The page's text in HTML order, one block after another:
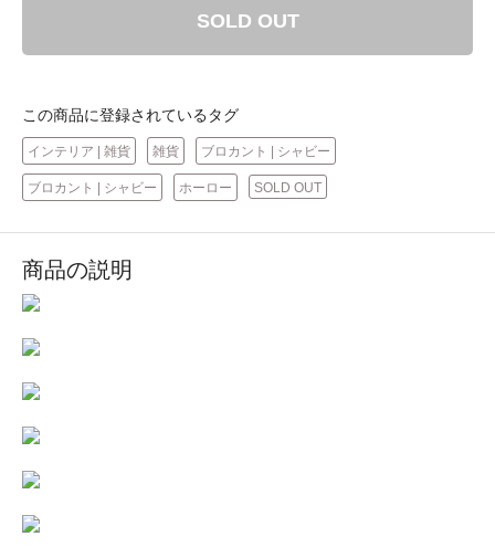
SOLD OUT
この商品に登録されているタグ
インテリア | 雑貨 雑貨 ブロカント | シャビー
ブロカント | シャビー ホーロー SOLD OUT
商品の説明